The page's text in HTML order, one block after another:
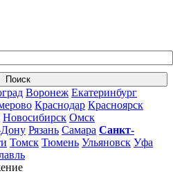
Поиск
Воронеж Екатеринбург
Краснодар Красноярск
Новосибирск Омск
Дону Рязань Самара Санкт-
Томск Тюмень Ульяновск Уфа